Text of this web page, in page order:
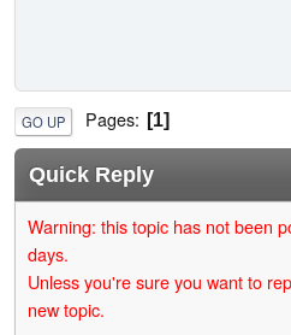
GO UP Pages 1
Quick Reply
Warning: this topic has not been
days.
Unless you're sure you want to
new topic.